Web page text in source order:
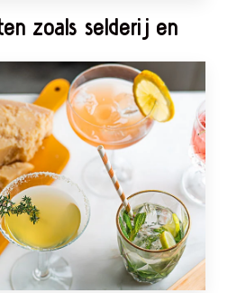
zoals selderij en